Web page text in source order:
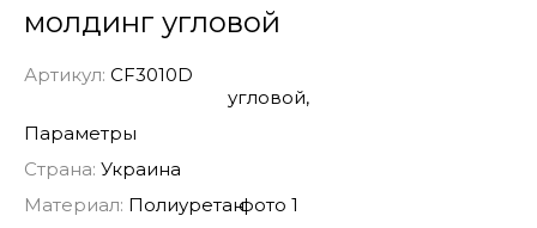
молдинг угловой
Артикул: CF3010D
Параметры
Страна: Украина
Материал: Полиуретан